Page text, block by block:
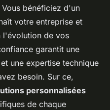
bénéficiez d'un
votre entreprise et
l'évolution de vos
garantit une
une expertise technique
besoin. Sur ce,
personnalisées
de chaque